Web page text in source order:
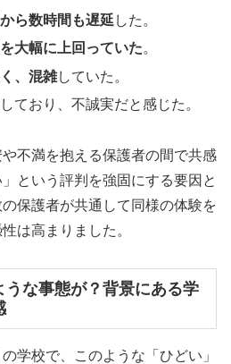
ら数時間も遅延 した。
大幅に上回っていた。
、混雑していた。
しており、不誠実だと感じた。
不満を抱える保護者の間で共感
という評判を強固にする要因と
保護者が共通して同様の体験を
は高まりました。
な事態が？背景にある学
学校で、このような「ひどい」